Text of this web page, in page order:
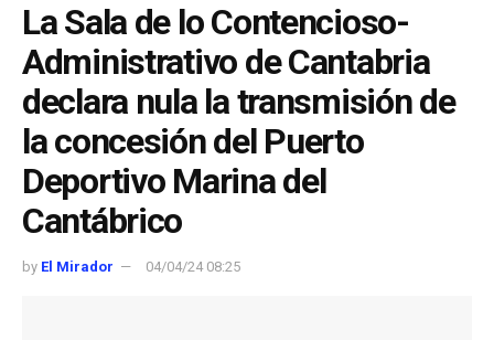
La Sala de lo Contencioso-
Administrativo de Cantabria
declara nula la transmisión de
la concesión del Puerto
Deportivo Marina del
Cantábrico
by El Mirador 04/04/24 08:25